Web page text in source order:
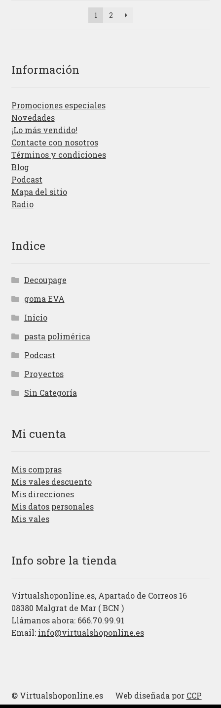
1 2
Información
Promociones especiales
Novedades
¡Lo más vendido!
Contacte con nosotros
Términos y condiciones
Blog
Podcast
Mapa del sitio
Radio
Indice
Decoupage
goma EVA
Inicio
pasta polimérica
Podcast
Proyectos
Sin Categoría
Mi cuenta
Mis compras
Mis vales descuento
Mis direcciones
Mis datos personales
Mis vales
Info sobre la tienda
Virtualshoponline.es, Apartado de Correos 16
08380 Malgrat de Mar ( BCN )
Llámanos ahora: 666.70.99.91
Email: info@virtualshoponline.es
© Virtualshoponline.es Web diseñada por CCP